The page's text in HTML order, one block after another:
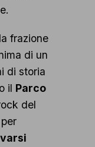
frazione
di un
di storia
il Parco
del